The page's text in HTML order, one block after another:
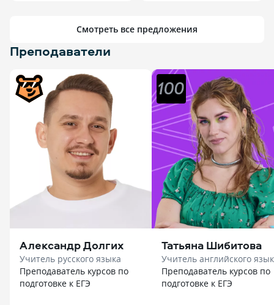
Смотреть все предложения
Преподаватели
Александр Долгих
Учитель русского языка
Преподаватель курсов по
подготовке к ЕГЭ
Татьяна Шибитова
Учитель английского
Преподаватель курсов по
подготовке к ЕГЭ